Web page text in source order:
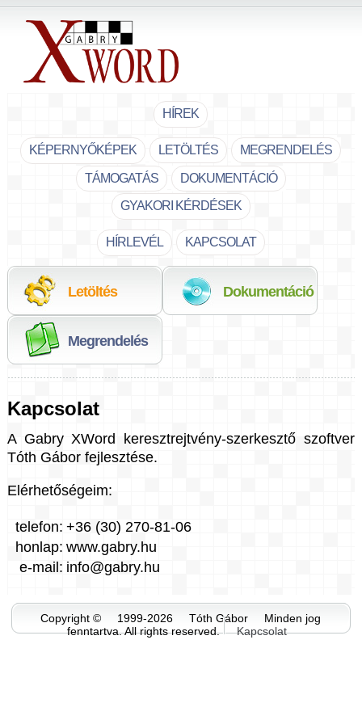
HÍREK
KÉPERNYŐKÉPEK LETÖLTÉS MEGRENDELÉS
TÁMOGATÁS
DOKUMENTÁCIÓ
GYAKORI KÉRDÉSEK
HÍRLEVÉL KAPCSOLAT
Próbálja ki!
Letöltés
Olvassa el!
Dokumentáció
Vegye meg!
Megrendelés
Kapcsolat
A Gabry XWord keresztrejtvény-szerkesztő szoftver
Tóth Gábor fejlesztése.
Elérhetőségeim:
telefon: +36 (30) 270-81-06
honlap: www.gabry.hu
e-mail: info@gabry.hu
Copyright © 1999-2026 Tóth Gábor Minden jog
fenntartva. All rights reserved.
Kapcsolat